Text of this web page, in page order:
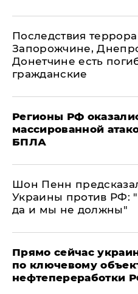
Последствия
Запорожчине,
Донетчине есть
гражданские
Регионы РФ
массированной
БПЛА
Шон Пенн
Украины против РФ:
да и мы не должны"
Прямо сейчас
по ключевому
нефтепереработки